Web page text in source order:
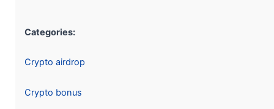
Categories:
Crypto airdrop
Crypto bonus